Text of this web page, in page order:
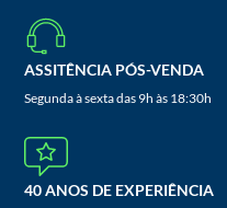
ASSITÊNCIA PÓS-VENDA
Segunda à sexta das 9h às 18:30h
40 ANOS DE EXPERIÊNCIA